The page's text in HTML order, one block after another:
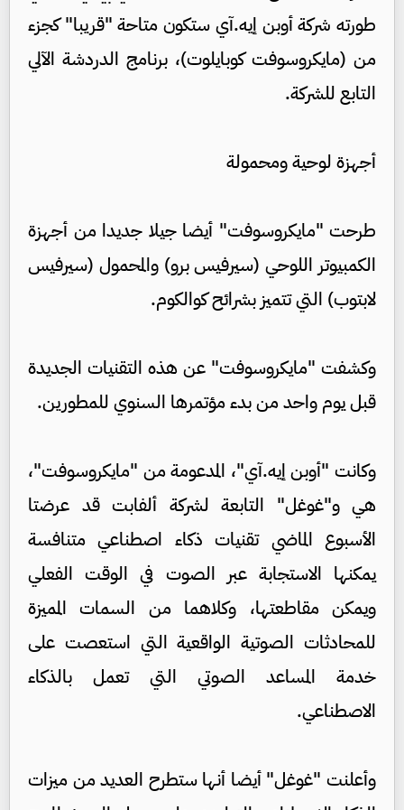
طورته شركة أوبن إيه.آي ستكون متاحة "قريبا" كجزء
من (مايكروسوفت كوبايلوت)، برنامج الدردشة الآلي
التابع للشركة.
أجهزة لوحية ومحمولة
طرحت "مايكروسوفت" أيضا جيلا جديدا من أجهزة
الكمبيوتر اللوحي (سيرفيس برو) والمحمول (سيرفيس
لابتوب) التي تتميز بشرائح كوالكوم.
وكشفت "مايكروسوفت" عن هذه التقنيات الجديدة
قبل يوم واحد من بدء مؤتمرها السنوي للمطورين.
وكانت "أوبن إيه.آي"، المدعومة من "مايكروسوفت"،
هي و"غوغل" التابعة لشركة ألفابت قد عرضتا
الأسبوع الماضي تقنيات ذكاء اصطناعي متنافسة
يمكنها الاستجابة عبر الصوت في الوقت الفعلي
ويمكن مقاطعتها، وكلاهما من السمات المميزة
للمحادثات الصوتية الواقعية التي استعصت على
خدمة المساعد الصوتي التي تعمل بالذكاء
الاصطناعي.
وأعلنت "غوغل" أيضا أنها ستطرح العديد من ميزات